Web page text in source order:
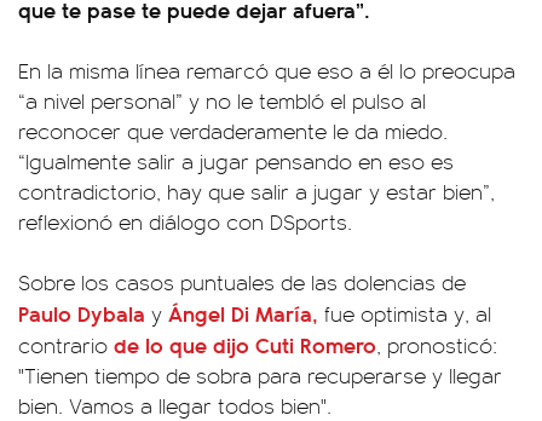
que te pase te puede dejar afuera”.
En la misma línea remarcó que eso a él lo preocupa
“a nivel personal” y no le tembló el pulso al
reconocer que verdaderamente le da miedo.
“Igualmente salir a jugar pensando en eso es
contradictorio, hay que salir a jugar y estar bien”,
reflexionó en diálogo con DSports.
Sobre los casos puntuales de las dolencias de
Paulo Dybala y Ángel Di María, fue optimista y, al
contrario de lo que dijo Cuti Romero, pronosticó:
"Tienen tiempo de sobra para recuperarse y llegar
bien. Vamos a llegar todos bien".